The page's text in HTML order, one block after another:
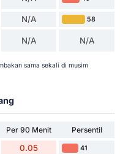
N/A 58
N/A N/A
sama sekali di musim
Per 90 Menit
Persentil
0.05 41